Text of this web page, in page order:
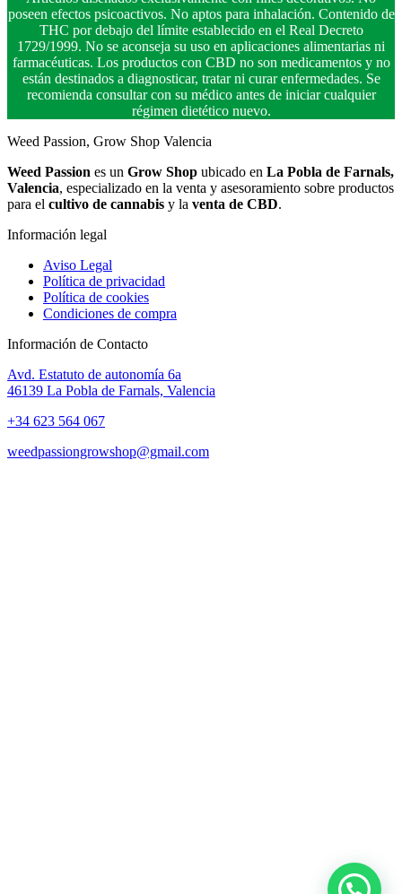
poseen efectos psicoactivos. No aptos para inhalación. Contenido de
THC por debajo del límite establecido en el Real Decreto
1729/1999. No se aconseja su uso en aplicaciones alimentarias ni
farmacéuticas. Los productos con CBD no son medicamentos y no
están destinados a diagnosticar, tratar ni curar enfermedades. Se
recomienda consultar con su médico antes de iniciar cualquier
régimen dietético nuevo.
Weed Passion, Grow Shop Valencia
Weed Passion es un Grow Shop ubicado en La Pobla de Farnals,
Valencia, especializado en la venta y asesoramiento sobre productos
para el cultivo de cannabis y la venta de CBD.
Información legal
Aviso Legal
Política de privacidad
Política de cookies
Condiciones de compra
Información de Contacto
Avd. Estatuto de autonomía 6a
46139 La Pobla de Farnals, Valencia
+34 623 564 067
weedpassiongrowshop@gmail.com